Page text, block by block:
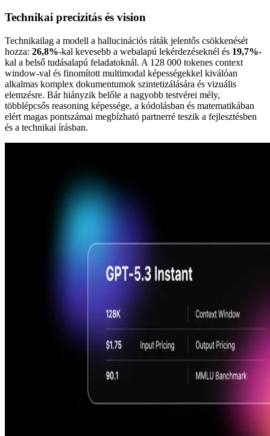
Technikai precizitás és vision
Technikailag a modell a hallucinációs ráták jelentős csökkenését
hozza: 26,8%-kal kevesebb a webalapú lekérdezéseknél és 19,7%-
kal a belső tudásalapú feladatoknál. A 128 000 tokenes context
window-val és finomított multimodal képességekkel kiválóan
alkalmas komplex dokumentumok szintetizálására és vizuális
elemzésre. Bár hiányzik belőle a nagyobb testvérei mély,
többlépcsős reasoning képessége, a kódolásban és matematikában
elért magas pontszámai megbízható partnerré teszik a fejlesztésben
és a technikai írásban.